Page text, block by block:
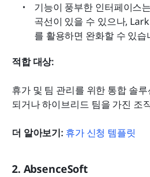
기능이 풍부한 인터페이스
곡선이 있을 수 있으나,
를 활용하면 완화할 수 있습
적합 대상:
휴가 및 팀 관리를 위한 통합 솔
되거나 하이브리드 팀을 가진 조
더 알아보기: 휴가 신청 템플릿
2. AbsenceSoft